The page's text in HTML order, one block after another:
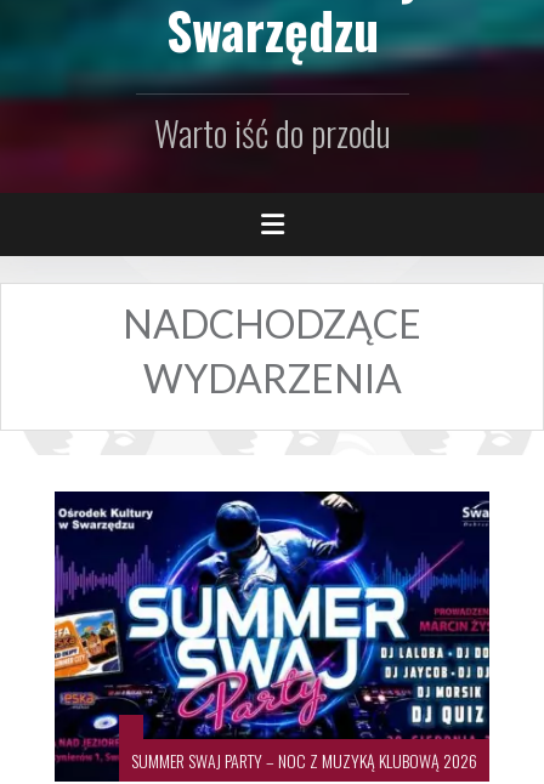
Swarzędzu
Warto iść do przodu
NADCHODZĄCE
WYDARZENIA
SUMMER SWAJ PARTY – NOC Z MUZYKĄ KLUBOWĄ 2026